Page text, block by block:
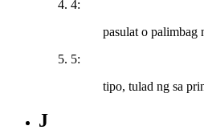
4:
pasulat o palimbag
5:
tipo, tulad ng sa
J